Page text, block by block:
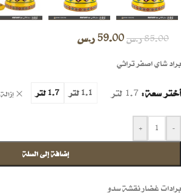
85.00ر.س59.00ر.س
براد شاي اصفر تراثي
أختر سعة 1.7 لتر 1.1 لتر 1.7 لتر إزالة
-
+
إضافة إلى السلة
برادات غضار نقشة سدو